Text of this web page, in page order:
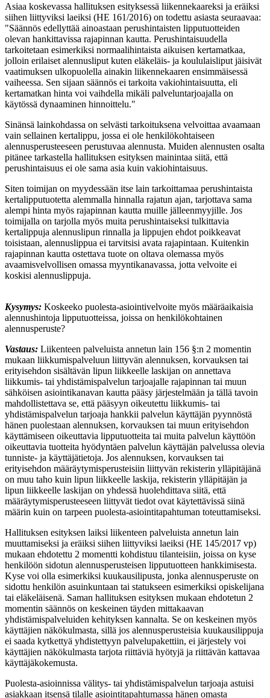
Asiaa koskevassa hallituksen esityksessä liikennekaareksi ja eräiksi
siihen liittyviksi laeiksi (HE 161/2016) on todettu asiasta seuraavaa:
"Säännös edellyttää ainoastaan perushintaisten lipputuotteiden
olevan hankittavissa rajapinnan kautta. Perushintaisuudella
tarkoitetaan esimerkiksi normaalihintaista aikuisen kertamatkaa,
jolloin erilaiset alennusliput kuten eläkeläis- ja koululaisliput jäisivät
vaatimuksen ulkopuolella ainakin liikennekaaren ensimmäisessä
vaiheessa. Sen sijaan säännös ei tarkoita vakiohintaisuutta, eli
kertamatkan hinta voi vaihdella mikäli palveluntarjoajalla on
käytössä dynaaminen hinnoittelu."
Sinänsä lainkohdassa on selvästi tarkoituksena velvoittaa avaamaan
vain sellainen kertalippu, jossa ei ole henkilökohtaiseen
alennusperusteeseen perustuvaa alennusta. Muiden alennusten osalta
pitänee tarkastella hallituksen esityksen mainintaa siitä, että
perushintaisuus ei ole sama asia kuin vakiohintaisuus.
Siten toimijan on myydessään itse lain tarkoittamaa perushintaista
kertalipputuotetta alemmalla hinnalla rajatun ajan, tarjottava sama
alempi hinta myös rajapinnan kautta muille jälleenmyyjille. Jos
toimijalla on tarjolla myös muita perushintaiseksi tulkittavia
kertalippuja alennuslipun rinnalla ja lippujen ehdot poikkeavat
toisistaan, alennuslippua ei tarvitsisi avata rajapintaan. Kuitenkin
rajapinnan kautta ostettava tuote on oltava olemassa myös
avaamisvelvollisen omassa myyntikanavassa, jotta velvoite ei
koskisi alennuslippuja.
Kysymys: Koskeeko puolesta-asiointivelvoite myös määräaikaisia
alennushintoja lipputuotteissa, joissa on henkilökohtainen
alennusperuste?
Vastaus: Liikenteen palveluista annetun lain 156 §:n 2 momentin
mukaan liikkumispalveluun liittyvän alennuksen, korvauksen tai
erityisehdon sisältävän lipun liikkeelle laskijan on annettava
liikkumis- tai yhdistämispalvelun tarjoajalle rajapinnan tai muun
sähköisen asiointikanavan kautta pääsy järjestelmään ja tällä tavoin
mahdollistettava se, että pääsyyn oikeutettu liikkumis- tai
yhdistämispalvelun tarjoaja hankkii palvelun käyttäjän pyynnöstä
hänen puolestaan alennuksen, korvauksen tai muun erityisehdon
käyttämiseen oikeuttavia lipputuotteita tai muita palvelun käyttöön
oikeuttavia tuotteita hyödyntäen palvelun käyttäjän palvelussa olevia
tunniste- ja käyttäjätietoja. Jos alennuksen, korvauksen tai
erityisehdon määräytymisperusteisiin liittyvän rekisterin ylläpitäjänä
on muu taho kuin lipun liikkeelle laskija, rekisterin ylläpitäjän ja
lipun liikkeelle laskijan on yhdessä huolehdittava siitä, että
määräytymisperusteeseen liittyvät tiedot ovat käytettävissä siinä
määrin kuin on tarpeen puolesta-asiointitapahtuman toteuttamiseksi.
Hallituksen esityksen laiksi liikenteen palveluista annetun lain
muuttamiseksi ja eräiksi siihen liittyviksi laeiksi (HE 145/2017 vp)
mukaan ehdotettu 2 momentti kohdistuu tilanteisiin, joissa on kyse
henkilöön sidotun alennusperusteisen lipputuotteen hankkimisesta.
Kyse voi olla esimerkiksi kuukausilipusta, jonka alennusperuste on
sidottu henkilön asuinkuntaan tai statukseen esimerkiksi opiskelijana
tai eläkeläisenä. Saman hallituksen esityksen mukaan ehdotetun 2
momentin säännös on keskeinen täyden mittakaavan
yhdistämispalveluiden kehityksen kannalta. Se on keskeinen myös
käyttäjien näkökulmasta, sillä jos alennusperusteisia kuukausilippuja
ei saada kytkettyä yhdistettyyn palvelupakettiin, ei järjestely voi
käyttäjien näkökulmasta tarjota riittäviä hyötyjä ja riittävän kattavaa
käyttäjäkokemusta.
Puolesta-asioinnissa välitys- tai yhdistämispalvelun tarjoaja astuisi
asiakkaan itsensä tilalle asiointitapahtumassa hänen omasta